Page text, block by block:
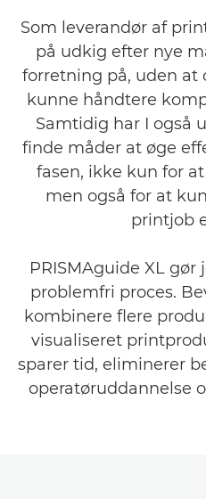
Som leverandør af
på udkig efter nye
forretning på, uden at
kunne håndtere
Samtidig har I også
finde måder at øge
fasen, ikke kun for
men også for at
printjob
PRISMAguide XL
problemfri proces.
kombinere flere
visualiseret
sparer tid, eliminerer
operatøruddannelse